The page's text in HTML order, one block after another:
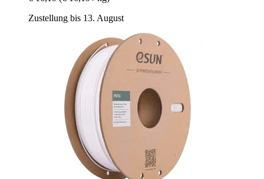
Zustellung bis 13. August